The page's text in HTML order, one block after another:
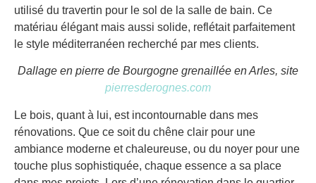
utilisé du travertin pour le sol de la salle de bain. Ce
matériau élégant mais aussi solide, reflétait parfaitement
le style méditerranéen recherché par mes clients.
Dallage en pierre de Bourgogne grenaillée en Arles, site
pierresderognes.com
Le bois, quant à lui, est incontournable dans mes
rénovations. Que ce soit du chêne clair pour une
ambiance moderne et chaleureuse, ou du noyer pour une
touche plus sophistiquée, chaque essence a sa place